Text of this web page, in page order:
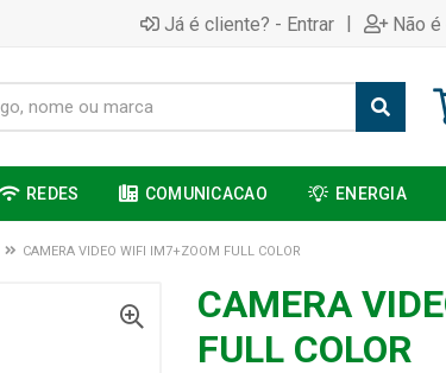
Já é cliente? - Entrar | Não
REDES COMUNICACAO ENERGIA
CAMERA VIDEO WIFI IM7+ZOOM FULL COLOR
CAMERA
FULL COLOR